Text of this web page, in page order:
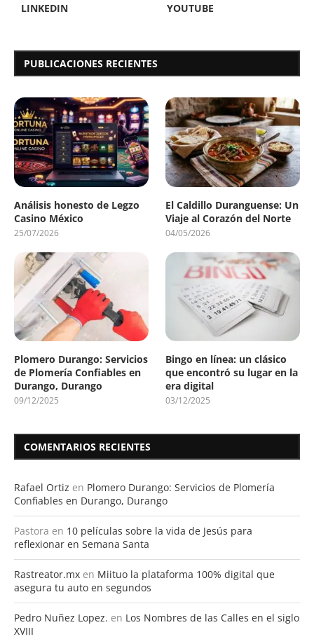
LINKEDIN
YOUTUBE
PUBLICACIONES RECIENTES
Análisis honesto de Legzo
Casino México
25/07/2026
El Caldillo Duranguense: Un
Viaje al Corazón del Norte
04/05/2026
Plomero Durango: Servicios
de Plomería Confiables en
Durango, Durango
09/12/2025
Bingo en línea: un clásico
que encontró su lugar en la
era digital
03/12/2025
COMENTARIOS RECIENTES
Rafael Ortiz en Plomero Durango: Servicios de Plomería
Confiables en Durango, Durango
Pastora en 10 películas sobre la vida de Jesús para
reflexionar en Semana Santa
Rastreator.mx en Miituo la plataforma 100% digital que
asegura tu auto en segundos
Pedro Nuñez Lopez. en Los Nombres de las Calles en el siglo
XVIII